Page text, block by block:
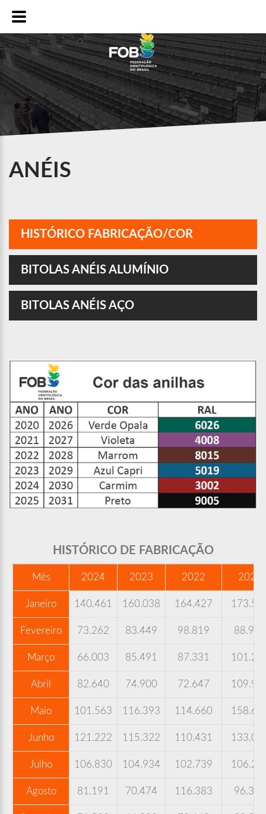
ANÉIS
HISTÓRICO FABRICAÇÃO/COR
BITOLAS ANÉIS ALUMÍNIO
BITOLAS ANÉIS AÇO
HISTÓRICO DE FABRICAÇÃO
Mês 2024 2023 2022 2021
Janeiro 140.461 160.038 164.427
Fevereiro 73.262 83.449 98.819 88.938
Março 66.003 85.491 87.331
Abril 82.640 74.900 72.647
Maio 101.563 116.393 114.660
Junho 121.222 115.322 110.431
Julho 106.830 104.934 102.739
Agosto 81.191 70.474 116.383 96.342